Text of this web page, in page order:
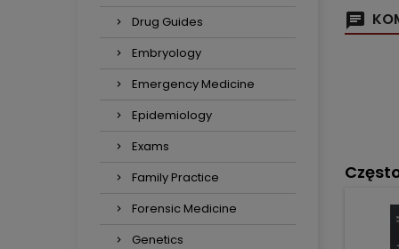
Drug Guides
Embryology
Emergency Medicine
Epidemiology
Exams
Family Practice
Forensic Medicine
Genetics